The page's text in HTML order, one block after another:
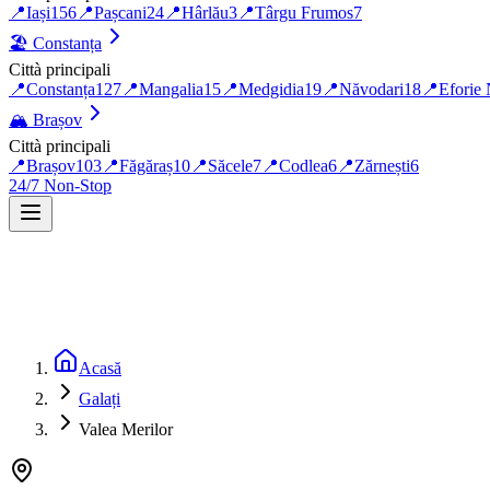
📍Iași156 📍Pașcani24 📍Hârlău3 📍Târgu Frumos7
🏖️ Constanța
Città principali
📍Constanța127 📍Mangalia15 📍Medgidia19 📍Năvodari18 📍Eforie
🏔️ Brașov
Città principali
📍Brașov103 📍Făgăraș10 📍Săcele7 📍Codlea6 📍Zărnești6
24/7 Non-Stop
Acasă
Galați
Valea Merilor